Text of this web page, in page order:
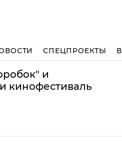
СПЕЦПРОЕКТЫ
и
кинофестиваль